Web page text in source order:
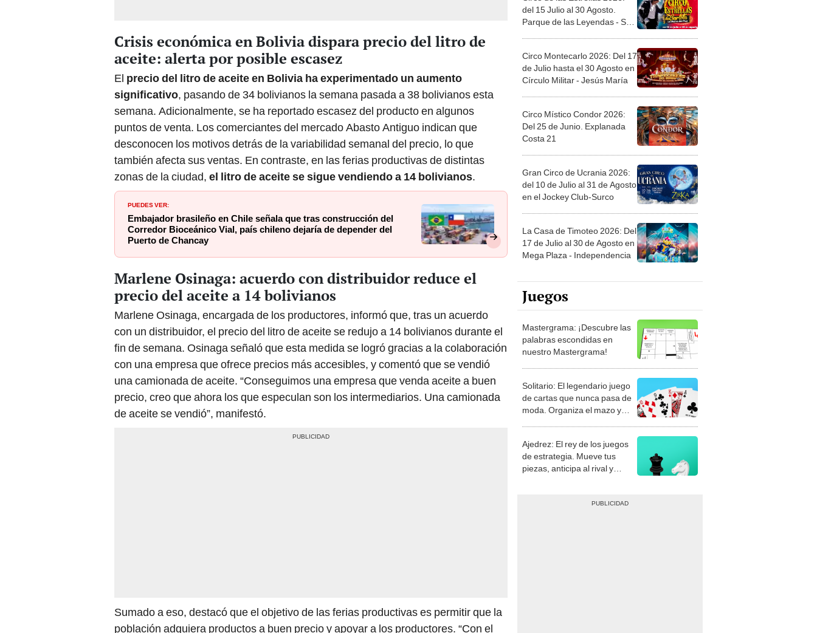
aceite: alerta por posible escasez
Elprecio del litro de aceite en Bolivia ha experimentado un aumento
significativo , pasando de 34 bolivianos la semana pasada a 38 bolivianos esta
semana. Adicionalmente, se ha reportado escasez del producto en algunos
puntos de venta. Los comerciantes del mercado Abasto Antiguo indican que
desconocen los motivos detrás de la variabilidad semanal del precio, lo que
también afecta sus ventas. En contraste, en las ferias productivas de distintas
zonas de la ciudad,el litro de aceite se sigue vendiendo a 14 bolivianos.
PUEDES VER:
Embajador brasileño en Chile señala que tras construcción del
Corredor Bioceánico Vial, país chileno dejaría de depender del
Puerto de Chancay
Marlene Osinaga: acuerdo con distribuidor reduce el
precio del aceite a 14 bolivianos
Marlene Osinaga, encargada de los productores, informó que, tras un acuerdo
con un distribuidor, el precio del litro de aceite se redujo a 14 bolivianos durante el
fin de semana. Osinaga señaló que esta medida se logró gracias a la colaboración
con una empresa que ofrece precios más accesibles, y comentó que se vendió
una camionada de aceite. “Conseguimos una empresa que venda aceite a buen
precio, creo que ahora los que especulan son los intermediarios. Una camionada
de aceite se vendió”, manifestó.
población adquiera productos a buen precio y apoyar a los productores. “Con el
aceite se puede ahorrar en 5 y 6 bolivianos, creo que se está especulando que no
Parque de las Leyendas - San
Miguel
Circo Montecarlo 2026: Del 17
de Julio hasta el 30 Agosto en
Círculo Militar - Jesús María
Circo Místico Condor 2026:
Del 25 de Junio. Explanada
Costa 21
Gran Circo de Ucrania 2026:
del 10 de Julio al 31 de Agosto
en el Jockey Club-Surco
La Casa de Timoteo 2026: Del
17 de Julio al 30 de Agosto en
Mega Plaza - Independencia
Juegos
Mastergrama: ¡Descubre las
palabras escondidas en
nuestro Mastergrama!
Solitario: El legendario juego
de cartas que nunca pasa de
moda. Organiza el mazo y
demuestra tu habilidad.
Ajedrez: El rey de los juegos
de estrategia. Mueve tus
piezas, anticipa al rival y
consigue el jaque mate.